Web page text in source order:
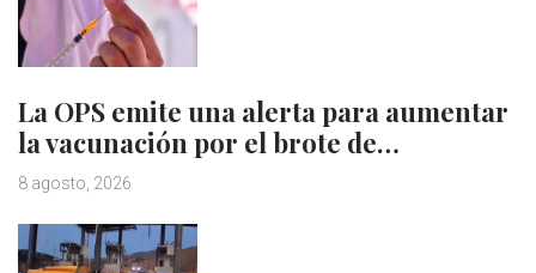
La OPS emite una alerta para aumentar
la vacunación por el brote de…
8 agosto, 2026